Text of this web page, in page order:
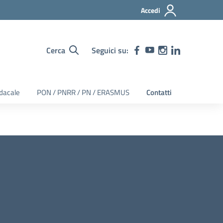
Accedi
Cerca Seguici su:
PON / PNRR / PN / ERASMUS Contatti